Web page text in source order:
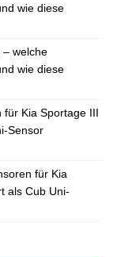
wie diese
– welche
wie diese
für Kia Sportage III
Sensor
für Kia
als Cub Uni-